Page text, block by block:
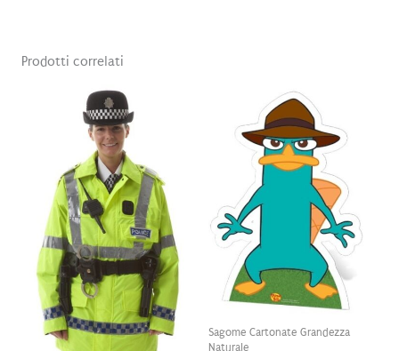
Prodotti correlati
Sagome Cartonate Grandezza
Naturale